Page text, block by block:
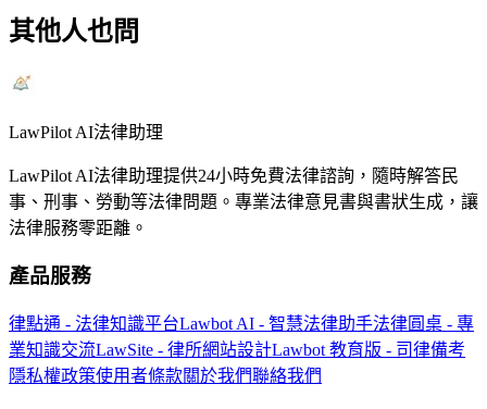
其他人也問
LawPilot AI法律助理
LawPilot AI法律助理提供24小時免費法律諮詢，隨時解答民
事、刑事、勞動等法律問題。專業法律意見書與書狀生成，讓
法律服務零距離。
產品服務
律點通 - 法律知識平台Lawbot AI - 智慧法律助手法律圓桌 - 專
業知識交流LawSite - 律所網站設計Lawbot 教育版 - 司律備考
隱私權政策使用者條款關於我們聯絡我們